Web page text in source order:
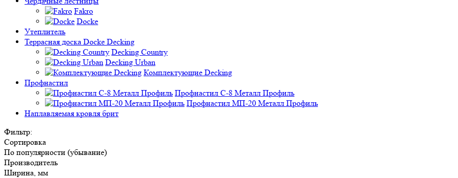
Fakro
Docke
Утеплитель
Террасная доска Docke Decking
Decking Country
Decking Urban
Комплектующие Decking
Профнастил
Профнастил C-8 Металл Профиль
Профнастил МП-20 Металл Профиль
Наплавляемая кровля брит
Фильтр:
Сортировка
По популярности (убывание)
Производитель
Ширина, мм